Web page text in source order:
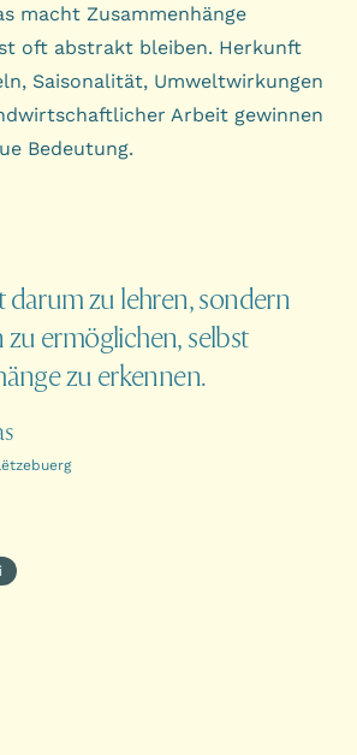
macht Zusammenhänge
oft abstrakt bleiben. Herkunft
Saisonalität, Umweltwirkungen
Arbeit gewinnen
Bedeutung.
darumzu lehren,sondern
zu ermöglichen, selbst
zu erkennen.